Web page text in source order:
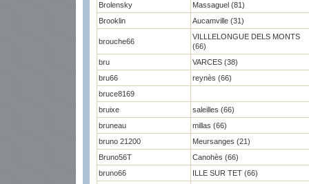
Brolensky
Massaguel (81)
Brooklin
Aucamville (31)
brouche66
VILLLELONGUE DELS MONTS
(66)
bru
VARCES (38)
bru66
reynès (66)
bruce8169
bruixe
saleilles (66)
bruneau
millas (66)
bruno 21200
Meursanges (21)
Bruno56T
Canohès (66)
bruno66
ILLE SUR TET (66)